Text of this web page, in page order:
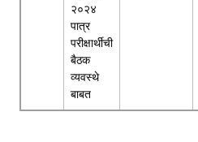
२०२४
पात्र
परीक्षार्थीची
बैठक
व्यवस्थे
बाबत